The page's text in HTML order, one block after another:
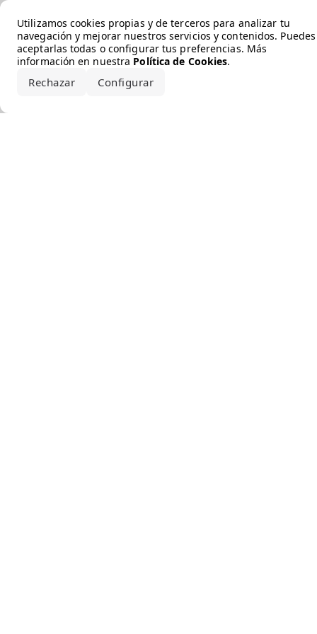
Utilizamos cookies propias y de terceros para analizar tu
navegación y mejorar nuestros servicios y contenidos. Puedes
aceptarlas todas o configurar tus preferencias. Más
información en nuestra Política de Cookies.
Rechazar Configurar
Error loading the brand